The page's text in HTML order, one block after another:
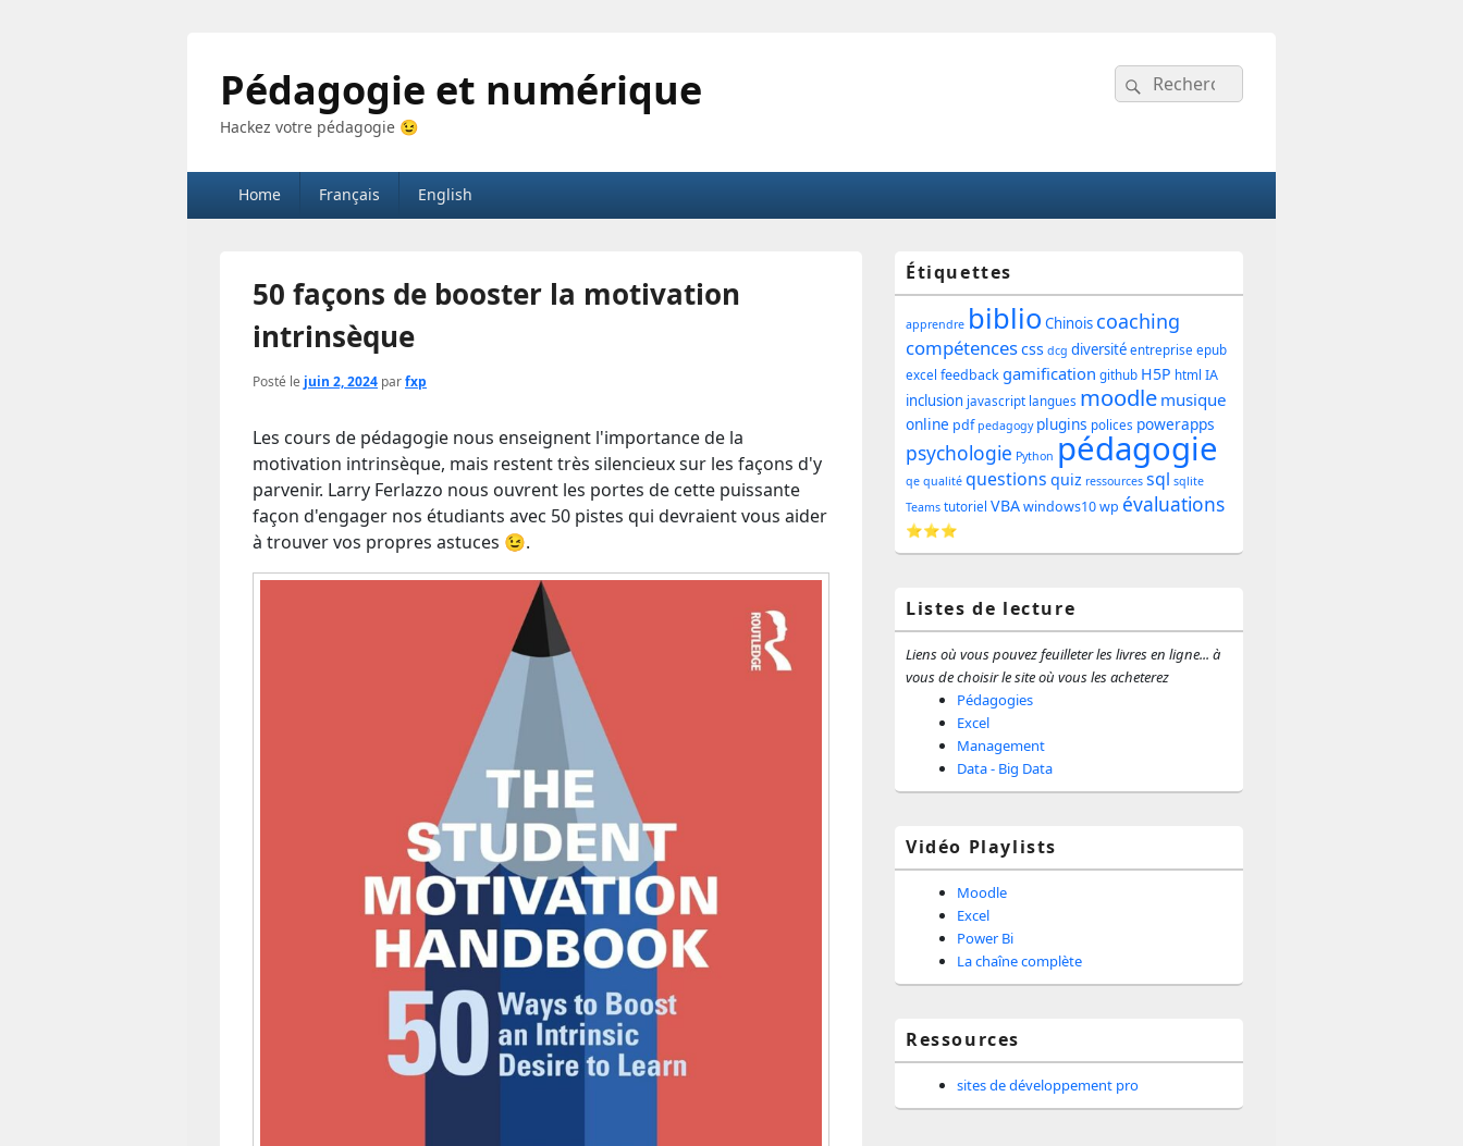
Pédagogie et numérique
Hackez votre pédagogie 😉
Recherche :
Rechercher
Menu
principal
Home Français English
50 façons de booster la motivation
intrinsèque
Posté le juin 2, 2024 parfxp
Les cours de pédagogie nous enseignent l'importance de la
motivation intrinsèque, mais restent très silencieux sur les façons d'y
parvenir. Larry Ferlazzo nous ouvrent les portes de cette puissante
façon d'engager nos étudiants avec 50 pistes qui devraient vous aider
à trouver vos propres astuces 😉.
Zone
principale
de
widget
pour
la
barre
latérale
Étiquettes
apprendre biblio Chinois coaching
compétencescss dcg diversité entreprise epub
excel feedbackgamification github H5P html IA
inclusion javascript langues moodle musique
online pdf pedagogy plugins polices powerapps
psychologie Python pédagogie
qe qualité questions quiz ressources sql sqlite
Teams tutoriel VBAwindows10wp évaluations
⭐⭐⭐
Listes de lecture
Liens où vous pouvez feuilleter les livres en ligne... à
vous de choisir le site où vous les acheterez
Pédagogies
Excel
Management
Data - Big Data
Vidéo Playlists
Moodle
Excel
Power Bi
La chaîne complète
Ressources
sites de développement pro